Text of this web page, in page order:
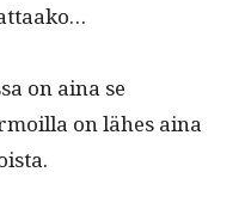
on aina se
on läh­es aina